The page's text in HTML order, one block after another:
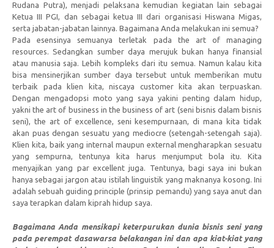
Rudana Putra), menjadi pelaksana kemudian kegiatan lain sebagai
Ketua III PGI, dan sebagai ketua III dari organisasi Hiswana Migas,
serta jabatan-jabatan lainnya. Bagaimana Anda melakukan ini semua?
Pada esensinya semuanya terletak pada the art of managing
resources. Sedangkan sumber daya merujuk bukan hanya finansial
atau manusia saja. Lebih kompleks dari itu semua. Namun kalau kita
bisa mensinerjikan sumber daya tersebut untuk memberikan mutu
terbaik pada klien kita, niscaya customer kita akan terpuaskan.
Dengan mengadopsi moto yang saya yakini penting dalam hidup,
yakni the art of business in the business of art (seni bisnis dalam bisnis
seni), the art of excellence, seni kesempurnaan, di mana kita tidak
akan puas dengan sesuatu yang mediocre (setengah-setengah saja).
Klien kita, baik yang internal maupun external mengharapkan sesuatu
yang sempurna, tentunya kita harus menjumput bola itu. Kita
menyajikan yang par excellent juga. Tentunya, bagi saya ini bukan
hanya sebagai jargon atau istilah linguistik yang maknanya kosong. Ini
adalah sebuah guiding principle (prinsip pemandu) yang saya anut dan
saya terapkan dalam kiprah hidup saya.
Bagaimana Anda mensikapi keterpurukan dunia bisnis seni yang
pada perempat dasawarsa belakangan ini dan apa kiat-kiat yang